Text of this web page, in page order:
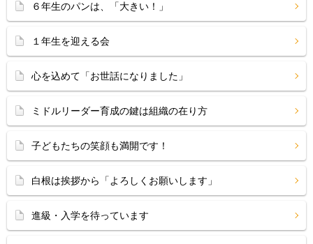
６年生のパンは、「大きい！」
１年生を迎える会
心を込めて「お世話になりました」
ミドルリーダー育成の鍵は組織の在り方
子どもたちの笑顔も満開です！
白根は挨拶から「よろしくお願いします」
進級・入学を待っています